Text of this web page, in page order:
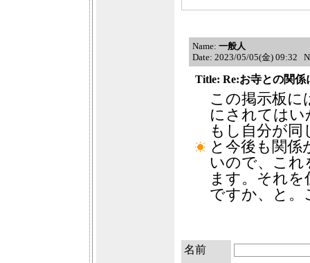
Name: 一般人
Date: 2023/05/05(金) 09:32
Title: Re:お寺との関係
この掲示板に
にされては
もし自分が
と今後も関係
いので、これ
ます。それ
ですか、と。
名前